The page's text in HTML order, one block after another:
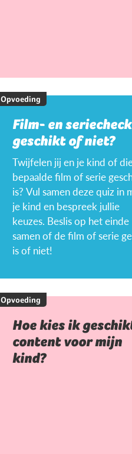
Opvoeding
Film- en
geschikt of niet?
Twijfelen jij en je kind of
bepaalde film of serie
is? Vul samen deze quiz in
je kind en bespreek jullie
keuzes. Beslis op het einde
samen of de film of serie
is of niet!
Opvoeding
Hoe kies ik
content voor mijn
kind?